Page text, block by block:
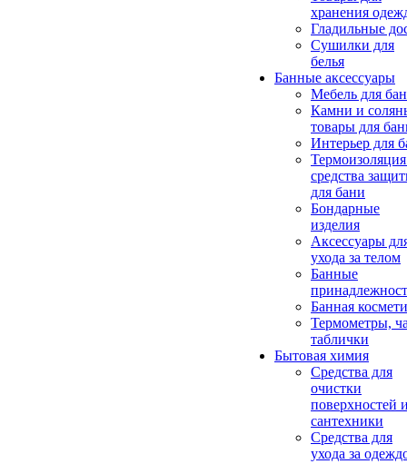
хранения
Гладильные
Сушилки для
белья
Банные аксессуары
Мебель для
Камни и
товары для
Интерьер для
средства
для бани
Бондарные
изделия
Аксеcсуары
ухода за телом
Банные
Банная
Термометры,
таблички
Бытовая химия
Средства для
очистки
поверхностей
сантехники
Средства для
ухода за